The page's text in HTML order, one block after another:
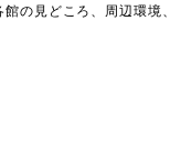
館の見どころ、周辺環境